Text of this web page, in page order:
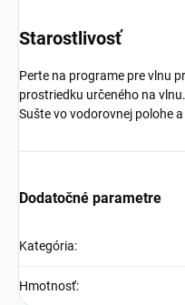
Starostlivosť
Perte na programe pre vlnu
prostriedku určeného na
Sušte vo vodorovnej polohe
Dodatočné parametre
Kategória:
Hmotnosť: